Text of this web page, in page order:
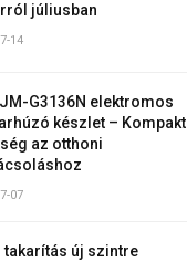
júliusban
14
G3136N elektromos
készlet – Kompakt
az otthoni
07
takarítás új szintre